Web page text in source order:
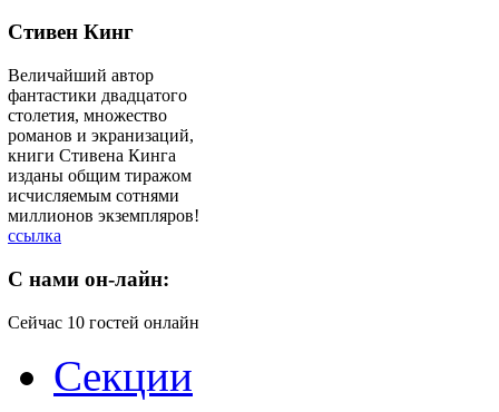
Стивен Кинг
Величайший автор
фантастики двадцатого
столетия, множество
романов и экранизаций,
книги Стивена Кинга
изданы общим тиражом
исчисляемым сотнями
миллионов экземпляров!
ссылка
C нами он-лайн:
Сейчас 10 гостей онлайн
Секции